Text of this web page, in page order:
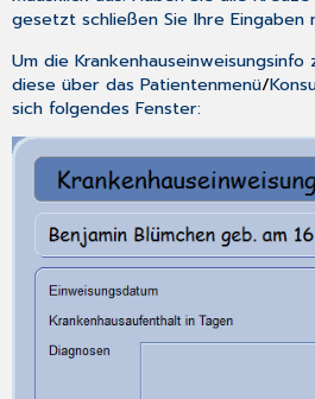
gesetzt schließen Sie Ihre
Um dieKrankenhauseinweisungsinfo
diese über dasPatientenmenü/
sich folgendes Fenster: